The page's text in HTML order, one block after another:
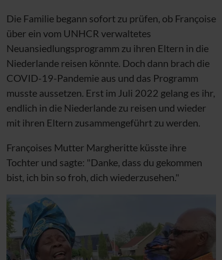
Die Familie begann sofort zu prüfen, ob Françoise
über ein vom UNHCR verwaltetes
Neuansiedlungsprogramm zu ihren Eltern in die
Niederlande reisen könnte. Doch dann brach die
COVID-19-Pandemie aus und das Programm
musste aussetzen. Erst im Juli 2022 gelang es ihr,
endlich in die Niederlande zu reisen und wieder
mit ihren Eltern zusammengeführt zu werden.
Françoises Mutter Margheritte küsste ihre
Tochter und sagte: "Danke, dass du gekommen
bist, ich bin so froh, dich wiederzusehen."